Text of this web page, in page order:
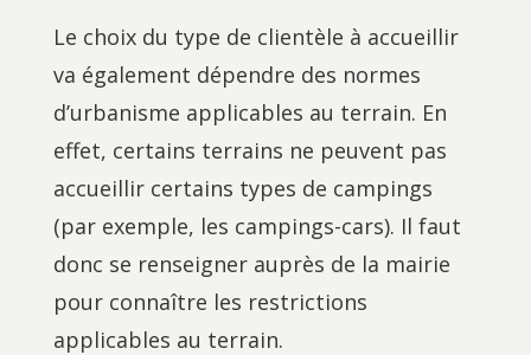
Le choix du type de clientèle à accueillir
va également dépendre des normes
d’urbanisme applicables au terrain. En
effet, certains terrains ne peuvent pas
accueillir certains types de campings
(par exemple, les campings-cars). Il faut
donc se renseigner auprès de la mairie
pour connaître les restrictions
applicables au terrain.